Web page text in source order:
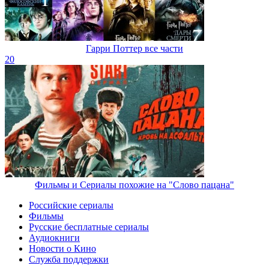
Гарри Поттер все части
20
Фильмы и Сериалы похожие на "Слово пацана"
Российские сериалы
Фильмы
Русские бесплатные сериалы
Аудиокниги
Новости о Кино
Служба поддержки